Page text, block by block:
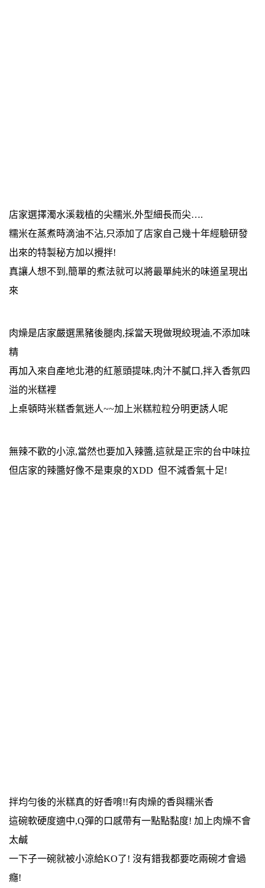
店家選擇濁水溪栽植的尖糯米,外型細長而尖….
糯米在蒸煮時滴油不沾,只添加了店家自己幾十年經驗研發
出來的特製秘方加以攪拌!
真讓人想不到,簡單的煮法就可以將最單純米的味道呈現出
來
肉燥是店家嚴選黑豬後腿肉,採當天現做現絞現滷,不添加味
精
再加入來自產地北港的紅蔥頭提味,肉汁不膩口,拌入香氛四
溢的米糕裡
上桌頓時米糕香氣迷人~~加上米糕粒粒分明更誘人呢
無辣不歡的小涼,當然也要加入辣醬,這就是正宗的台中味拉
但店家的辣醬好像不是東泉的XDD 但不減香氣十足!
拌均勻後的米糕真的好香唷!!有肉燥的香與糯米香
這碗軟硬度適中,Q彈的口感帶有一點點黏度! 加上肉燥不會
太鹹
一下子一碗就被小涼給KO了! 沒有錯我都要吃兩碗才會過
癮!